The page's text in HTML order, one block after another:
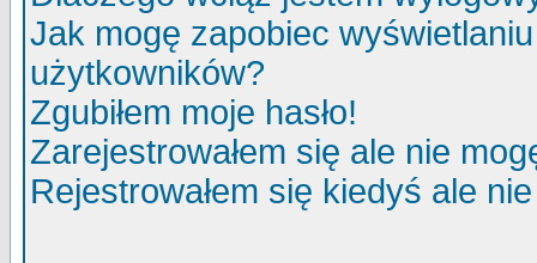
Jak mogę zapobiec
użytkowników?
Zgubiłem moje hasło!
Zarejestrowałem się ale nie
Rejestrowałem się kiedyś ale